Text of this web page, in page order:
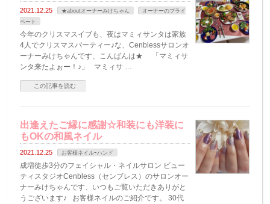
2021.12.25 ★aboutオーナーみけちゃん
オーナーのプライ
ベート
今年のクリスマスイブも、夜はマミィサンタは家族
4人でクリスマスパーティー♪な、Cenblessサロンオ
ーナーみけちゃんです、こんばんは★ 「マミィサ
ンタ来たよぉー！♪」 マミィサ …
この記事を読む
出逢えたご縁に感謝☆和装にも洋装に
もOKの和風ネイル
2021.12.25 お客様ネイルｰハンド
成増徒歩3分のフェイシャル・ネイルサロン ビュー
ティスタジオCenbless（センブレス）のサロンオー
ナーみけちゃんです、いつもご覧いただきありがと
うございます♪ お客様ネイルのご紹介です。 30代